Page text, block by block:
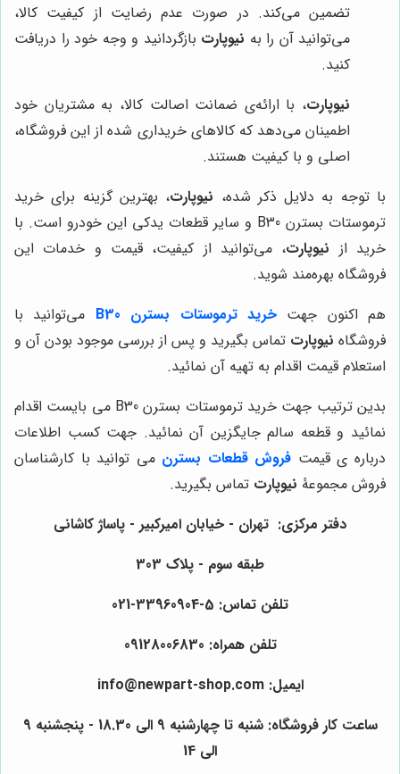
تضمین می‌کند. در صورت عدم رضایت از کیفیت کالا،
می‌توانید آن را به نیوپارت بازگردانید و وجه خود را دریافت
کنید.
نیوپارت، با ارائه‌ی ضمانت اصالت کالا، به مشتریان خود
اطمینان می‌دهد که کالاهای خریداری شده از این فروشگاه،
اصلی و با کیفیت هستند.
با توجه به دلایل ذکر شده، نیوپارت، بهترین گزینه برای خرید
ترموستات بسترن B30 و سایر قطعات یدکی این خودرو است. با
خرید از نیوپارت، می‌توانید از کیفیت، قیمت و خدمات این
فروشگاه بهره‌مند شوید.
هم اکنون جهتخرید ترموستات بسترن B30
می‌توانید با
فروشگاه نیوپارت تماس بگیرید و پس از بررسی موجود بودن آن و
استعلام قیمت اقدام به تهیه آن نمائید.
بدین ترتیب جهت خرید ترموستات بسترن B30 می بایست اقدام
نمائید و قطعه سالم جایگزین آن نمائید. جهت کسب اطلاعات
درباره ی قیمت فروش قطعات بسترن می توانید با کارشناسان
فروش مجموعۀ نیوپارت تماس بگیرید.
دفتر مرکزی: تهران - خیابان امیرکبیر - پاساژ کاشانی
طبقه سوم - پلاک 303
تلفن تماس: 5-33960904-021
تلفن همراه: 09128006830
ایمیل: info@newpart-shop.com
ساعت کار فروشگاه: شنبه تا چهارشنبه 9 الی 18.30 - پنجشنبه 9
الی 14